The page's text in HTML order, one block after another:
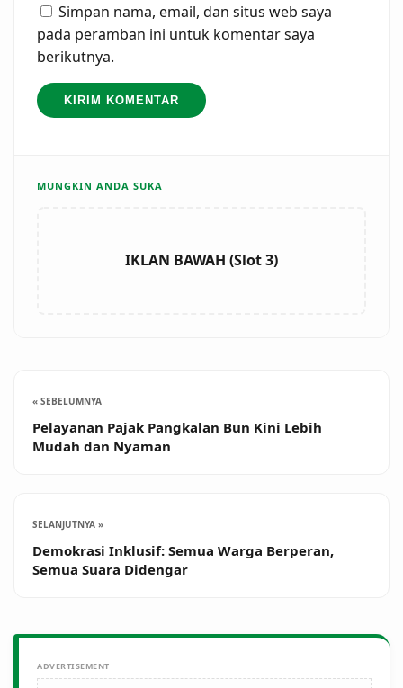
Simpan nama, email, dan situs web saya
pada peramban ini untuk komentar saya
berikutnya.
MUNGKIN ANDA SUKA
IKLAN BAWAH (Slot 3)
« SEBELUMNYA
Pelayanan Pajak Pangkalan Bun Kini Lebih
Mudah dan Nyaman
SELANJUTNYA »
Demokrasi Inklusif: Semua Warga Berperan,
Semua Suara Didengar
ADVERTISEMENT